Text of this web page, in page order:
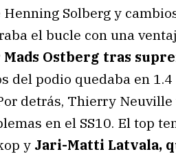
Solberg y
el bucle con una
Mads Ostberg tras
del podio quedaba en
detrás, Thierry
en el SS10. El top
y Jari-Matti Latvala,